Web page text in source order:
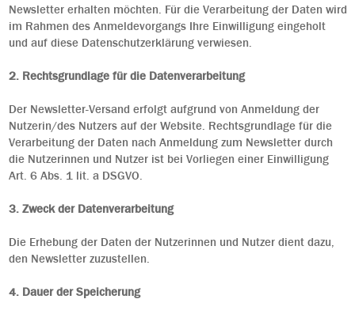
Newsletter erhalten möchten. Für die Verarbeitung der Daten wird
im Rahmen des Anmeldevorgangs Ihre Einwilligung eingeholt
und auf diese Datenschutzerklärung verwiesen.
2. Rechtsgrundlage für die Datenverarbeitung
Der Newsletter-Versand erfolgt aufgrund von Anmeldung der
Nutzerin/des Nutzers auf der Website. Rechtsgrundlage für die
Verarbeitung der Daten nach Anmeldung zum Newsletter durch
die Nutzerinnen und Nutzer ist bei Vorliegen einer Einwilligung
Art. 6 Abs. 1 lit. a DSGVO.
3. Zweck der Datenverarbeitung
Die Erhebung der Daten der Nutzerinnen und Nutzer dient dazu,
den Newsletter zuzustellen.
4. Dauer der Speicherung